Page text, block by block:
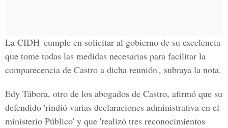
La CIDH 'cumple en solicitar al gobierno de su excelencia
que tome todas las medidas necesarias para facilitar la
comparecencia de Castro a dicha reunión', subraya la nota.
Edy Tábora, otro de los abogados de Castro, afirmó que su
defendido 'rindió varias declaraciones administrativa en el
ministerio Público' y que 'realizó tres reconocimientos